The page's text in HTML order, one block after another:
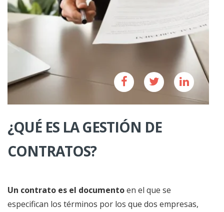
¿QUÉ ES LA GESTIÓN DE
CONTRATOS?
Un contrato es el documentoen el que se
especifican los términos por los que dos empresas,